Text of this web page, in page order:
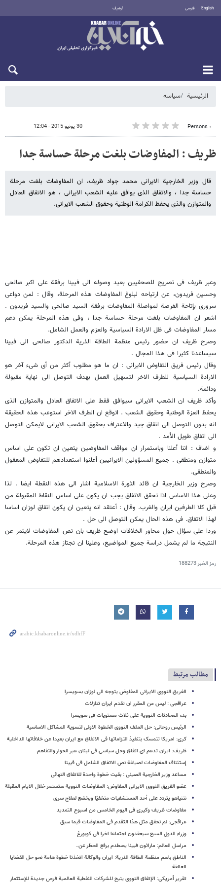
English فارسی أرشيف
الرئيسية سیاسه
٠ Persons 30 يونيو 2015 - 12:04
ظریف : المفاوضات بلغت مرحلة حساسة جدا
قال وزیر الخارجیة الایرانی محمد جواد ظریف، ان المفاوضات بلغت مرحلة
حساسة جدا ، والاتفاق الذی یوافق علیه الشعب الایرانی ، هو الاتفاق العادل
والمتوازن والذی یحفظ الکرامة الوطنیة وحقوق الشعب الایرانی.
وعبر ظریف فی تصریح للصحفیین بعید وصوله الی فیینا برفقة علی اکبر صالحی
وحسین فریدون، عن ارتیاحه لبلوغ المفاوضات هذه المرحلة، وقال : لمن دواعی
سروری بإتاحة الفرصة لمواصلة المفاوضات برفقة السید صالحی والسید فریدون .
اشعر ان المفاوضات بلغت مرحلة حساسة جدا ، وفی هذه المرحلة یمکن دعم
مسار المفاوضات فی ظل الارادة السیاسیة والعزم والعمل الشامل.
وصرح ظریف ان حضور رئیس منظمة الطاقة الذریة الدکتور صالحی الی فیینا
سیساعدنا کثیرا فی هذا المجال .
وقال رئیس فریق التفاوض الایرانی : ان ما هو مطلوب أکثر من أی شیء آخر هو
الارادة السیاسیة للطرف الاخر لتسهیل العمل بهدف التوصل الی نهایة مقبولة
ودائمة.
وأکد ظریف ان الشعب الایرانی سیوافق فقط علی الاتفاق العادل والمتوازن الذی
یحفظ العزة الوطنیة وحقوق الشعب . اتوقع ان الطرف الاخر استوعب هذه الحقیقة
انه بدون التوصل الی اتفاق جید والاعتراف بحقوق الشعب الایرانی لایمکن التوصل
الی اتفاق طویل الأمد .
و اضاف : اننا أعلنا وباستمرار ان مواقف المفاوضین یتعین ان تکون علی اساس
متوازن ومنطقی . جمیع المسؤولین الایرانیین أعلنوا استعدادهم للتفاوض المعقول
والمنطقی.
وصرح وزیر الخارجیة ان قائد الثورة الاسلامیة اشار الی هذه النقطة ایضا . لذا
وعلی هذا الاساس اذا تحقق الاتفاق یجب ان یکون علی اساس النقاط المقبولة من
قبل کلا الطرفین ایران والغرب. وقال : أعتقد انه یتعین ان یکون اتفاق لوزان اساسا
لهذا الاتفاق. فی هذه الحال یمکن التوصل الی حل .
وردا علی سؤال حول محاور الخلافات اوضح ظریف بان نص المفاوضات لایثمر عن
النتیجة ما لم یشمل دراسة جمیع المواضیع، وعلینا ان نجتاز هذه المرحلة.
رمز الخبر188273
مطالب مرتبط
الفریق النووی الایرانی المفاوض یتوجه الی لوزان بسویسرا
عراقجی : لیس من المقرر ان تقدم ایران تنازلات
بدء المحادثات النوویة على ثلاث مستویات فی سویسرا
الرئیس روحانی: حل الملف النووی الخطوة الاولی لتسویة المشاکل الاساسیة
کری: امریکا تتمسک بتنفیذ التزاماتها فی الاتفاق مع ایران بعیدا عن خلافاتها الداخلیة
ظریف: ایران تدعم ای اتفاق وحل سیاسی فی لبنان عبر الحوار والتفاهم
إستئناف المفاوضات لصیاغة نص الاتفاق الشامل فی فیینا
مساعد وزیر الخارجیة الصینی : بقیت خطوة واحدة للاتفاق النهائی
عضو الفریق النووی الایرانی المفاوض: المفاوضات النوویة ستستمر خلال الایام المقبلة
نتنیاهو یتردد علی أحد المستشفیات متخفیًا ویخضع لعلاج سری
مفاوضات ظریف وکیری فی الیوم الخامس من اسبوع التمدید
عراقجی: لم نحقق مثل هذا التقدم فی المفاوضات فیما سبق
وزراء الدول السبع سیعقدون اجتماعا اخرا فی کوبورغ
مراسل العالم: ماراثون فیینا یصطدم برفع الحظر عن..
الناطق باسم منظمة الطاقة الذریة: ایران والوکالة اتخذتا خطوة هامة نحو حل القضایا
العالقة
تقریر أمریکی: الإتفاق النووی یتیح للشرکات النفطیة العالمیة فرص جدیدة للإستثمار